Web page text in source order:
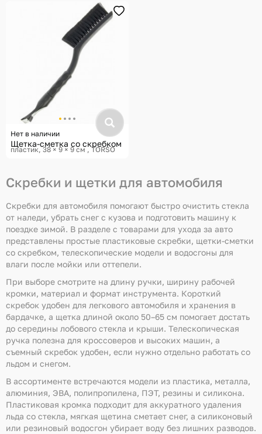
Нет в наличии
Щетка-сметка со скребком
пластик, 38 × 9 × 9 см TORSO
Скребки и щетки для автомобиля
Скребки для автомобиля помогают быстро очистить стекла
от наледи, убрать снег с кузова и подготовить машину к
поездке зимой. В разделе с товарами для ухода за авто
представлены простые пластиковые скребки, щетки-сметки
со скребком, телескопические модели и водосгоны для
влаги после мойки или оттепели.
При выборе смотрите на длину ручки, ширину рабочей
кромки, материал и формат инструмента. Короткий
скребок удобен для легкового автомобиля и хранения в
бардачке, а щетка длиной около 50–65 см помогает достать
до середины лобового стекла и крыши. Телескопическая
ручка полезна для кроссоверов и высоких машин, а
съемный скребок удобен, если нужно отдельно работать со
льдом и снегом.
В ассортименте встречаются модели из пластика, металла,
алюминия, ЭВА, полипропилена, ПЭТ, резины и силикона.
Пластиковая кромка подходит для аккуратного удаления
льда со стекла, мягкая щетина сметает снег, а силиконовый
или резиновый водосгон убирает воду без лишних разводов.